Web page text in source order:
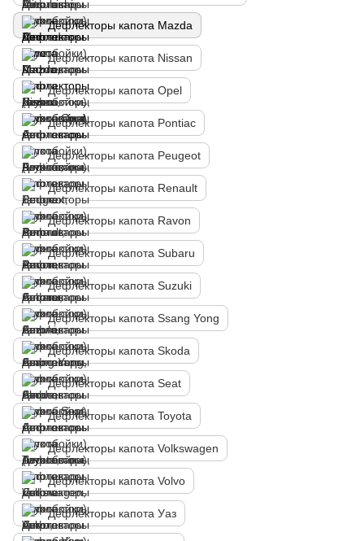
Дефлекторы капота Mazda
Дефлекторы капота Nissan
Дефлекторы капота Opel
Дефлекторы капота Pontiac
Дефлекторы капота Peugeot
Дефлекторы капота Renault
Дефлекторы капота Ravon
Дефлекторы капота Subaru
Дефлекторы капота Suzuki
Дефлекторы капота Ssang Yong
Дефлекторы капота Skoda
Дефлекторы капота Seat
Дефлекторы капота Toyota
Дефлекторы капота Volkswagen
Дефлекторы капота Volvo
Дефлекторы капота Уаз